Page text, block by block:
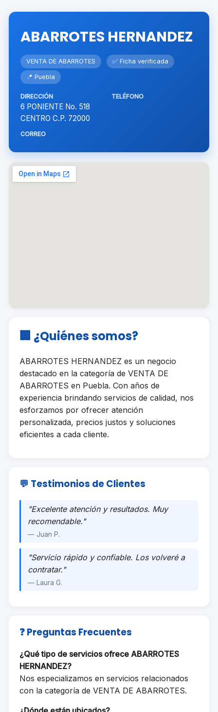
ABARROTES HERNANDEZ
VENTA DE ABARROTES ✅ Ficha verificada
📍 Puebla
DIRECCIÓN
6 PONIENTE No. 518
CENTRO C.P. 72000
TELÉFONO
CORREO
🏢 ¿Quiénes somos?
ABARROTES HERNANDEZ es un negocio
destacado en la categoría de VENTA DE
ABARROTES en Puebla. Con años de
experiencia brindando servicios de calidad, nos
esforzamos por ofrecer atención
personalizada, precios justos y soluciones
eficientes a cada cliente.
💬 Testimonios de Clientes
"Excelente atención y resultados. Muy
recomendable."
— Juan P.
"Servicio rápido y confiable. Los volveré a
contratar."
— Laura G.
❓ Preguntas Frecuentes
¿Qué tipo de servicios ofrece ABARROTES
HERNANDEZ?
Nos especializamos en servicios relacionados
con la categoría de VENTA DE ABARROTES.